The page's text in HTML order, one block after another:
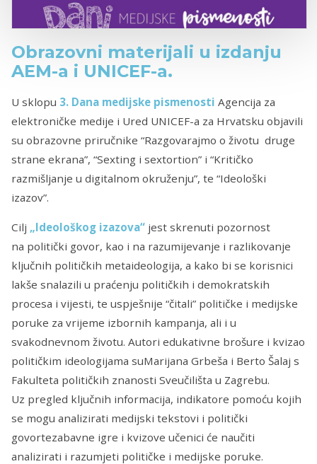
Obrazovni materijali u izdanju
AEM-a i UNICEF-a.
U sklopu 3. Dana medijske pismenosti Agencija za
elektroničke medije i Ured UNICEF-a za Hrvatsku objavili
su obrazovne priručnike “Razgovarajmo o životu druge
strane ekrana”, “Sexting i sextortion” i “Kritičko
razmišljanje u digitalnom okruženju”, te “Ideološki
izazov”.
Cilj „Ideološkog izazova“ jest skrenuti pozornost
na politički govor, kao i na razumijevanje i razlikovanje
ključnih političkih metaideologija, a kako bi se korisnici
lakše snalazili u praćenju političkih i demokratskih
procesa i vijesti, te uspješnije “čitali” političke i medijske
poruke za vrijeme izbornih kampanja, ali i u
svakodnevnom životu. Autori edukativne brošure i kvizao
političkim ideologijama suMarijana Grbeša i Berto Šalaj s
Fakulteta političkih znanosti Sveučilišta u Zagrebu.
Uz pregled ključnih informacija, indikatore pomoću kojih
se mogu analizirati medijski tekstovi i politički
govortezabavne igre i kvizove učenici će naučiti
analizirati i razumjeti političke i medijske poruke.